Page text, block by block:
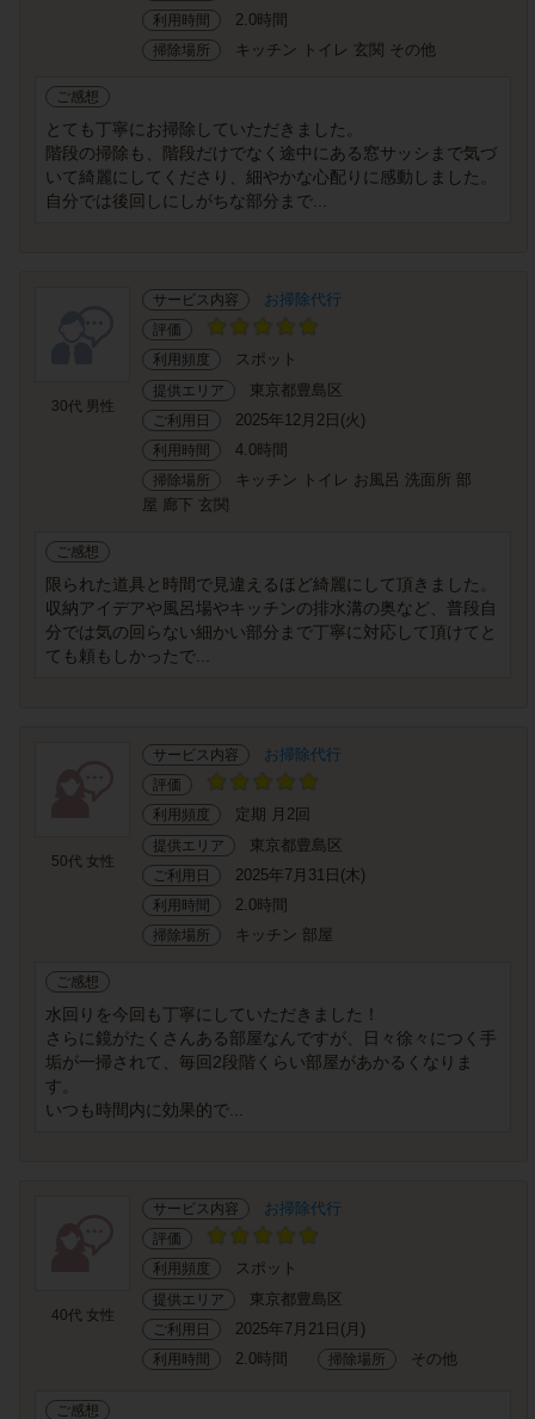
利用時間 2.0時間
掃除場所 キッチン トイレ 玄関 その他
ご感想
とても丁寧にお掃除していただきました。
階段の掃除も、階段だけでなく途中にある窓サッシまで気づ
いて綺麗にしてくださり、細やかな心配りに感動しました。
自分では後回しにしがちな部分まで...
30代 男性
サービス内容 お掃除代行
評価
利用頻度
スポット
提供エリア 東京都豊島区
ご利用日 2025年12月2日(火)
利用時間 4.0時間
掃除場所
キッチン トイレ お風呂 洗面所 部
屋 廊下 玄関
ご感想
限られた道具と時間で見違えるほど綺麗にして頂きました。
収納アイデアや風呂場やキッチンの排水溝の奥など、普段自
分では気の回らない細かい部分まで丁寧に対応して頂けてと
ても頼もしかったで...
50代 女性
サービス内容 お掃除代行
評価
利用頻度
定期 月2回
提供エリア 東京都豊島区
ご利用日 2025年7月31日(木)
利用時間 2.0時間
掃除場所 キッチン 部屋
ご感想
水回りを今回も丁寧にしていただきました！
さらに鏡がたくさんある部屋なんですが、日々徐々につく手
垢が一掃されて、毎回2段階くらい部屋があかるくなりま
す。
いつも時間内に効果的で...
40代 女性
サービス内容 お掃除代行
評価
利用頻度
スポット
提供エリア 東京都豊島区
ご利用日 2025年7月21日(月)
利用時間 2.0時間 掃除場所 その他
ご感想